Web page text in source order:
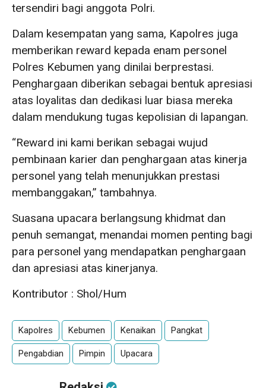
tersendiri bagi anggota Polri.
Dalam kesempatan yang sama, Kapolres juga
memberikan reward kepada enam personel
Polres Kebumen yang dinilai berprestasi.
Penghargaan diberikan sebagai bentuk apresiasi
atas loyalitas dan dedikasi luar biasa mereka
dalam mendukung tugas kepolisian di lapangan.
“Reward ini kami berikan sebagai wujud
pembinaan karier dan penghargaan atas kinerja
personel yang telah menunjukkan prestasi
membanggakan,” tambahnya.
Suasana upacara berlangsung khidmat dan
penuh semangat, menandai momen penting bagi
para personel yang mendapatkan penghargaan
dan apresiasi atas kinerjanya.
Kontributor : Shol/Hum
Kapolres Kebumen Kenaikan Pangkat
Pengabdian Pimpin Upacara